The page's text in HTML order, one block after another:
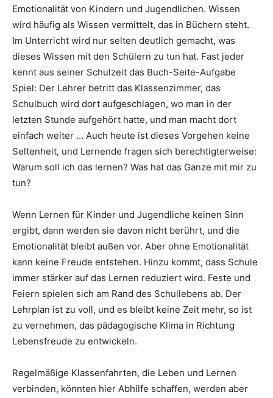
Emotionalität von Kindern und Jugendlichen. Wissen
wird häufig als Wissen vermittelt, das in Büchern steht.
Im Unterricht wird nur selten deutlich gemacht, was
dieses Wissen mit den Schülern zu tun hat. Fast jeder
kennt aus seiner Schulzeit das Buch-Seite-Aufgabe
Spiel: Der Lehrer betritt das Klassenzimmer, das
Schulbuch wird dort aufgeschlagen, wo man in der
letzten Stunde aufgehört hatte, und man macht dort
einfach weiter … Auch heute ist dieses Vorgehen keine
Seltenheit, und Lernende fragen sich berechtigterweise:
Warum soll ich das lernen? Was hat das Ganze mit mir zu
tun?
Wenn Lernen für Kinder und Jugendliche keinen Sinn
ergibt, dann werden sie davon nicht berührt, und die
Emotionalität bleibt außen vor. Aber ohne Emotionalität
kann keine Freude entstehen. Hinzu kommt, dass Schule
immer stärker auf das Lernen reduziert wird. Feste und
Feiern spielen sich am Rand des Schullebens ab. Der
Lehrplan ist zu voll, und es bleibt keine Zeit mehr, so ist
zu vernehmen, das pädagogische Klima in Richtung
Lebensfreude zu entwickeln.
Regelmäßige Klassenfahrten, die Leben und Lernen
verbinden, könnten hier Abhilfe schaffen, werden aber